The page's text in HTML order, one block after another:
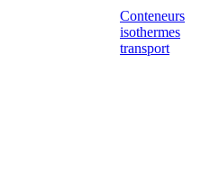
Conteneurs
isothermes
transport